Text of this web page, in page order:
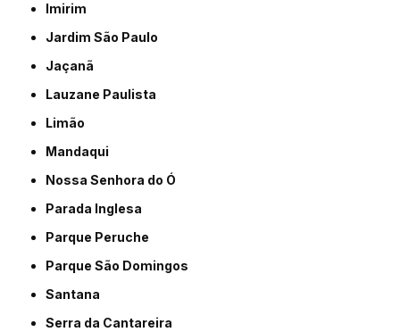
Imirim
Jardim São Paulo
Jaçanã
Lauzane Paulista
Limão
Mandaqui
Nossa Senhora do Ó
Parada Inglesa
Parque Peruche
Parque São Domingos
Santana
Serra da Cantareira